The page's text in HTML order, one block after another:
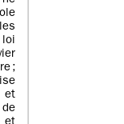
loi
;